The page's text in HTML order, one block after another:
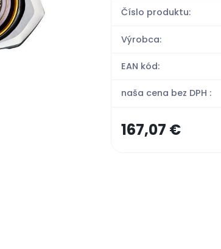
Číslo produktu:
Výrobca:
EAN kód:
naša cena bez DPH :
167,07 €